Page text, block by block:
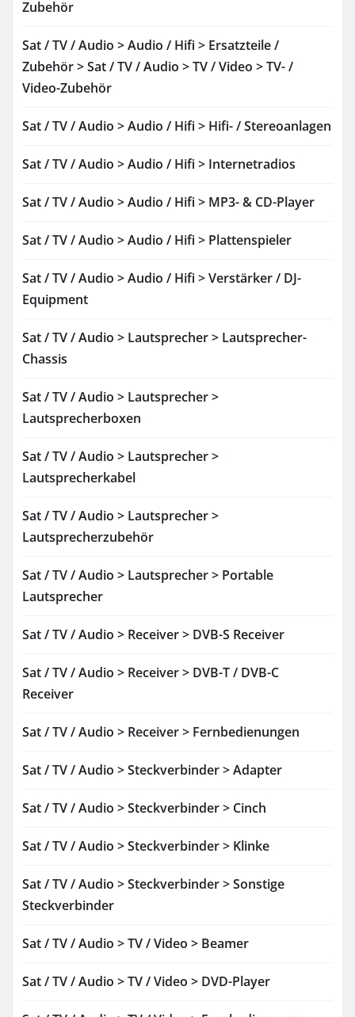
Zubehör
Sat / TV / Audio > Audio / Hifi > Ersatzteile /
Zubehör > Sat / TV / Audio > TV / Video > TV- /
Video-Zubehör
Sat / TV / Audio > Audio / Hifi > Hifi- / Stereoanlagen
Sat / TV / Audio > Audio / Hifi > Internetradios
Sat / TV / Audio > Audio / Hifi > MP3- & CD-Player
Sat / TV / Audio > Audio / Hifi > Plattenspieler
Sat / TV / Audio > Audio / Hifi > Verstärker / DJ-
Equipment
Sat / TV / Audio > Lautsprecher > Lautsprecher-
Chassis
Sat / TV / Audio > Lautsprecher >
Lautsprecherboxen
Sat / TV / Audio > Lautsprecher >
Lautsprecherkabel
Sat / TV / Audio > Lautsprecher >
Lautsprecherzubehör
Sat / TV / Audio > Lautsprecher > Portable
Lautsprecher
Sat / TV / Audio > Receiver > DVB-S Receiver
Sat / TV / Audio > Receiver > DVB-T / DVB-C
Receiver
Sat / TV / Audio > Receiver > Fernbedienungen
Sat / TV / Audio > Steckverbinder > Adapter
Sat / TV / Audio > Steckverbinder > Cinch
Sat / TV / Audio > Steckverbinder > Klinke
Sat / TV / Audio > Steckverbinder > Sonstige
Steckverbinder
Sat / TV / Audio > TV / Video > Beamer
Sat / TV / Audio > TV / Video > DVD-Player